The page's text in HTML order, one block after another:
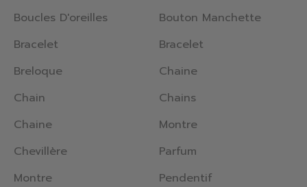
Boucles D'oreilles
Bracelet
Breloque
Chain
Chaine
Chevillère
Montre
Bouton Manchette
Bracelet
Chaine
Chains
Montre
Parfum
Pendentif